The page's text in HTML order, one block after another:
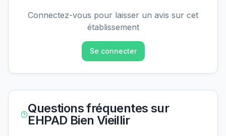
Connectez-vous pour laisser un avis sur cet
établissement
Se connecter
Questions fréquentes sur
EHPAD Bien Vieillir